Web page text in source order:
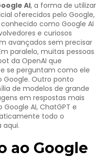
AI, a forma de utilizar
oferecidos pelo Google,
como Google AI
e curiosos
avançados sem precisar
paralelo, muitas pessoas
da OpenAI que
e se perguntam como ele
Outro ponto
de modelos de grande
em respostas mais
Google AI, ChatGPT e
todo o
aqui.
ao Google